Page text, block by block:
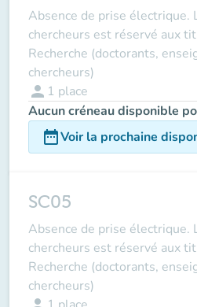
Absence de prise électrique.
chercheurs est réservé aux
Recherche (doctorants,
chercheurs)
person 1 place
Aucun créneau disponible
date_rangeVoir la prochaine
SC05
Absence de prise électrique.
chercheurs est réservé aux
Recherche (doctorants,
chercheurs)